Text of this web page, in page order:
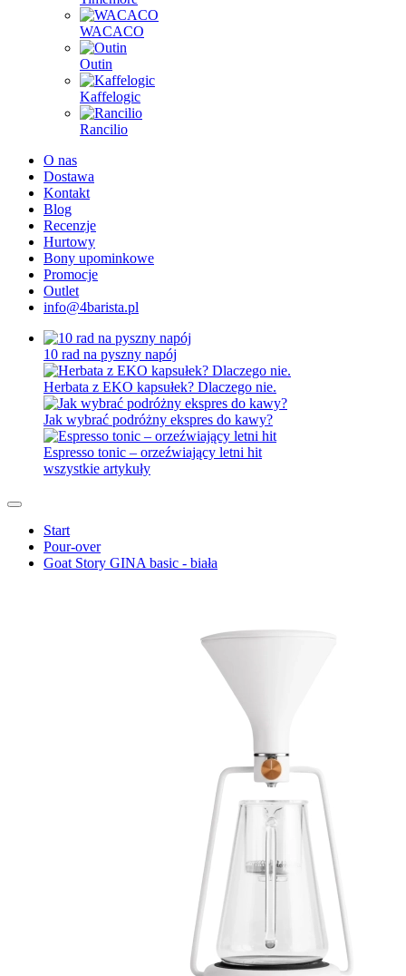
WACACO
Outin
Kaffelogic
Rancilio
O nas
Dostawa
Kontakt
Blog
Recenzje
Hurtowy
Bony upominkowe
Promocje
Outlet
info@4barista.pl
10 rad na pyszny napój
Herbata z EKO kapsułek? Dlaczego nie.
Jak wybrać podróżny ekspres do kawy?
Espresso tonic – orzeźwiający letni hit
wszystkie artykuły
Start
Pour-over
Goat Story GINA basic - biała